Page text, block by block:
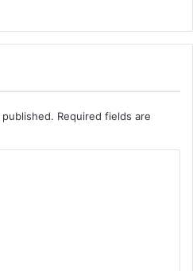
Required fields are